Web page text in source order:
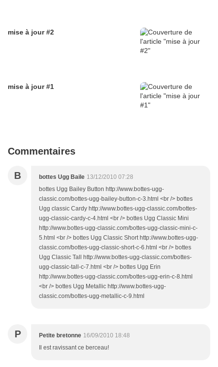
mise à jour #2
mise à jour #1
Commentaires
B bottes Ugg Baile 13/12/2010 07:28
bottes Ugg Bailey Button http://www.bottes-ugg-
classic.com/bottes-ugg-bailey-button-c-3.html <br /> bottes
Ugg classic Cardy http://www.bottes-ugg-classic.com/bottes-
ugg-classic-cardy-c-4.html <br /> bottes Ugg Classic Mini
http://www.bottes-ugg-classic.com/bottes-ugg-classic-mini-c-
5.html <br /> bottes Ugg Classic Short http://www.bottes-ugg-
classic.com/bottes-ugg-classic-short-c-6.html <br /> bottes
Ugg Classic Tall http://www.bottes-ugg-classic.com/bottes-
ugg-classic-tall-c-7.html <br /> bottes Ugg Erin
http://www.bottes-ugg-classic.com/bottes-ugg-erin-c-8.html
<br /> bottes Ugg Metallic http://www.bottes-ugg-
classic.com/bottes-ugg-metallic-c-9.html
P Petite bretonne 16/09/2010 18:48
Il est ravissant ce berceau!